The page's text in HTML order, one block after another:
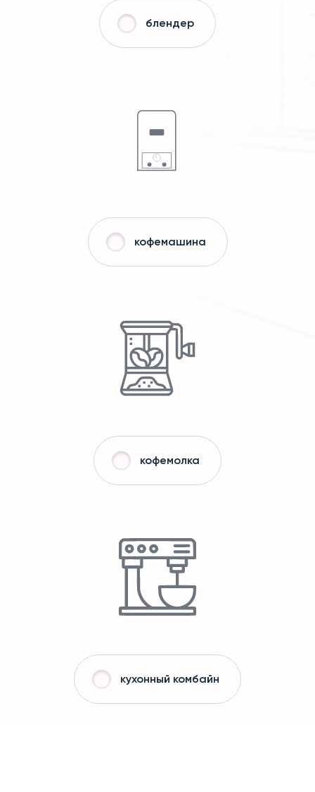
блендер
кофемашина
кофемолка
кухонный комбайн